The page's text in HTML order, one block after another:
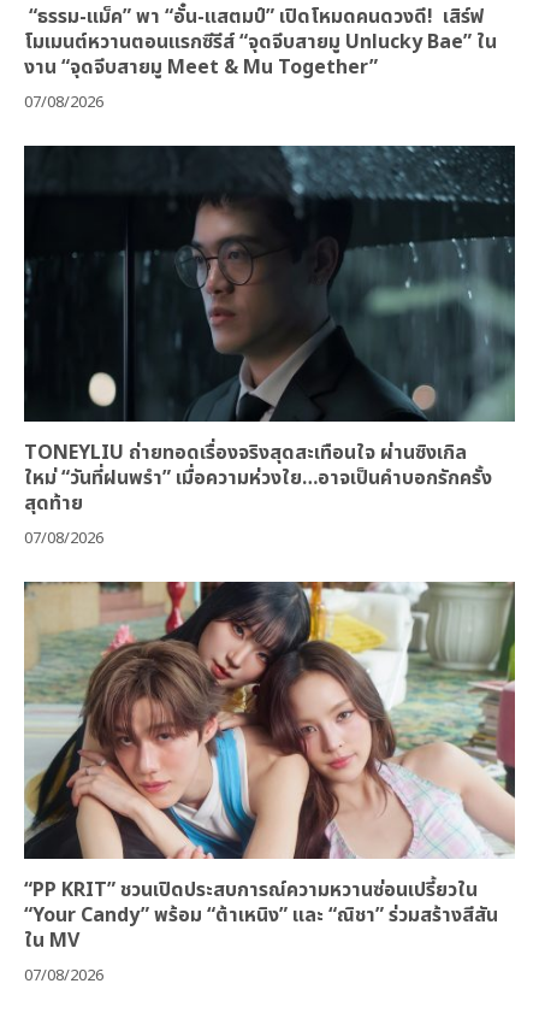
“ธรรม-แม็ค” พา “อั๋น-แสตมป์” เปิดโหมดคนดวงดี! เสิร์ฟ
โมเมนต์หวานตอนแรกซีรีส์ “จุดจีบสายมู Unlucky Bae” ใน
งาน “จุดจีบสายมู Meet & Mu Together”
07/08/2026
TONEYLIU ถ่ายทอดเรื่องจริงสุดสะเทือนใจ ผ่านซิงเกิล
ใหม่ “วันที่ฝนพรำ” เมื่อความห่วงใย…อาจเป็นคำบอกรักครั้ง
สุดท้าย
07/08/2026
“PP KRIT” ชวนเปิดประสบการณ์ความหวานซ่อนเปรี้ยวใน
“Your Candy” พร้อม “ต้าเหนิง” และ “ณิชา” ร่วมสร้างสีสัน
ใน MV
07/08/2026